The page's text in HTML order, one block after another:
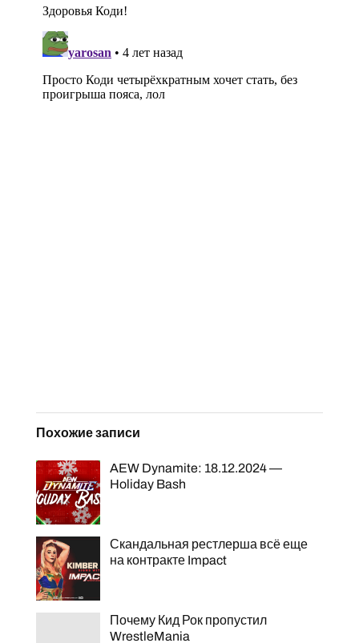
Похожие записи
AEW Dynamite: 18.12.2024 —
Holiday Bash
Скандальная рестлерша всё еще
на контракте Impact
Почему Кид Рок пропустил
WrestleMania